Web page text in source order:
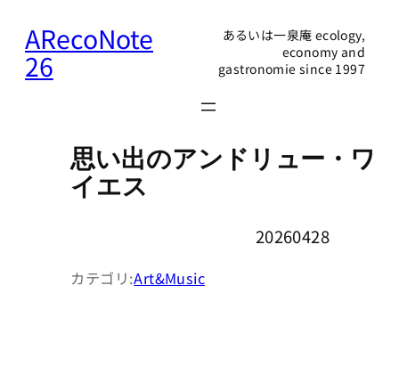
ARecoNote
26
あるいは一泉庵 ecology,
economy and
gastronomie since 1997
思い出のアンドリュー・ワ
イエス
20260428
カテゴリ:Art&Music